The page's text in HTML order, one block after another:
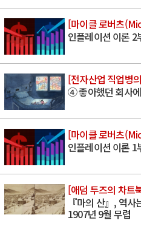
[마이클 로버츠
인플레이션 이론 2
[전자산업 직업병
④ 좋아했던 회사
[마이클 로버츠
인플레이션 이론 1
[애덤 투즈의 차트
『마의 산』, 역
1907년 9월 무렵